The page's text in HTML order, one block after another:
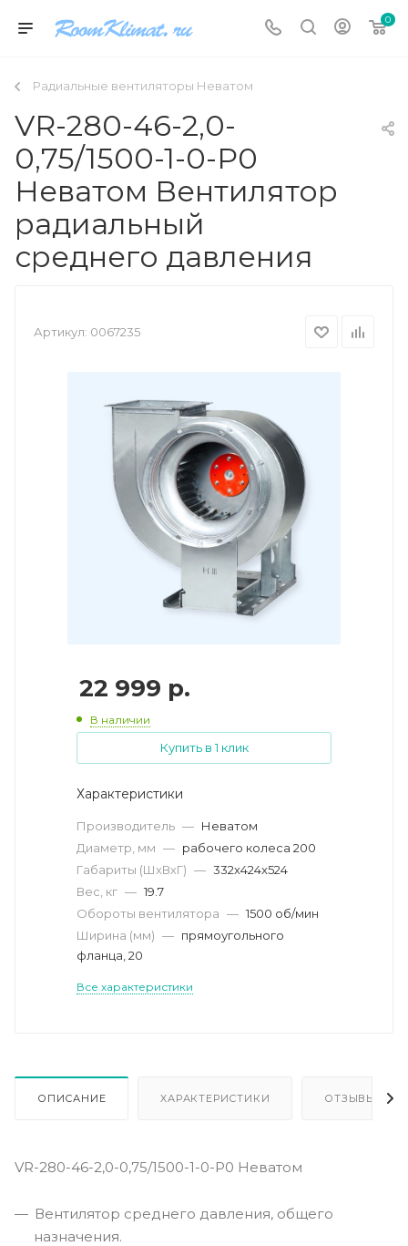
0
Радиальные вентиляторы Неватом
VR-280-46-2,0-
0,75/1500-1-0-P0
Неватом Вентилятор
радиальный
среднего давления
Артикул: 0067235
22 999 р.
В наличии
Купить в 1 клик
Характеристики
Производитель — Неватом
Диаметр, мм — рабочего колеса 200
Габариты (ШхВхГ) — 332х424x524
Вес, кг — 19.7
Обороты вентилятора — 1500 об/мин
Ширина (мм) — прямоугольного
фланца, 20
Все характеристики
ОПИСАНИЕ ХАРАКТЕРИСТИКИ ОТЗЫВЫ
VR-280-46-2,0-0,75/1500-1-0-P0 Неватом
Вентилятор среднего давления, общего
назначения.